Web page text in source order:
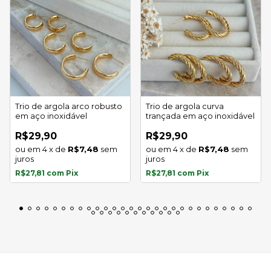
Trio de argola arco robusto
em aço inoxidável
R$29,90
4x de R$7,48 sem
juros
R$27,81 com Pix
Trio de argola curva
trançada em aço inoxidável
R$29,90
4x de R$7,48 sem
juros
R$27,81 com Pix